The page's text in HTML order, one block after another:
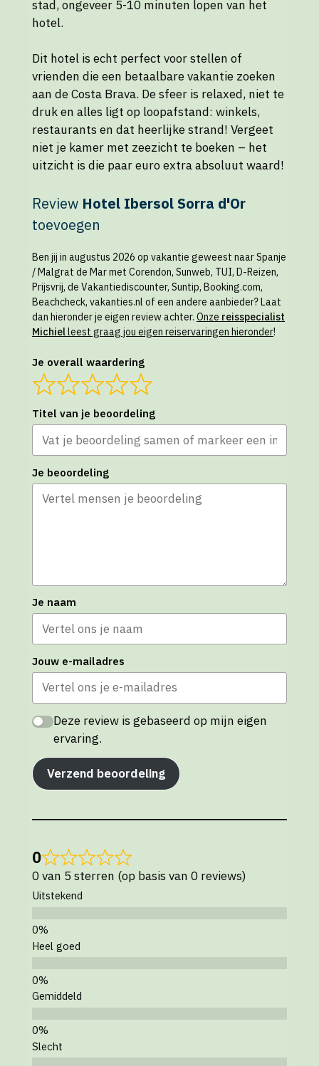
stad, ongeveer 5-10 minuten lopen van het
hotel.
Dit hotel is echt perfect voor stellen of
vrienden die een betaalbare vakantie zoeken
aan de Costa Brava. De sfeer is relaxed, niet te
druk en alles ligt op loopafstand: winkels,
restaurants en dat heerlijke strand! Vergeet
niet je kamer met zeezicht te boeken – het
uitzicht is die paar euro extra absoluut waard!
Review Hotel Ibersol Sorra d'Or
toevoegen
Ben jij in augustus 2026 op vakantie geweest naar Spanje
/ Malgrat de Mar met Corendon, Sunweb, TUI, D-Reizen,
Prijsvrij, de Vakantiediscounter, Suntip, Booking.com,
Beachcheck, vakanties.nl of een andere aanbieder? Laat
dan hieronder je eigen review achter. Onze reisspecialist
Michielleest graag jou eigen reiservaringen hieronder!
Je overall waardering
Titel van je beoordeling
Je beoordeling
Je naam
Jouw e-mailadres
Deze review is gebaseerd op mijn eigen
ervaring.
Verzend beoordeling
0
0 van 5 sterren (op basis van 0 reviews)
Uitstekend
Heel goed
Gemiddeld
Slecht